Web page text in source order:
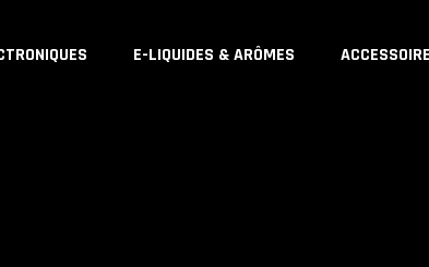
E-LIQUIDES & ARÔMES